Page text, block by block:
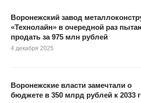
Воронежский завод
«Технолайн» в очередной раз
продать за 975 млн рублей
4 декабря 2025
Воронежские власти замечтали о
бюджете в 350 млрд рублей к 2033